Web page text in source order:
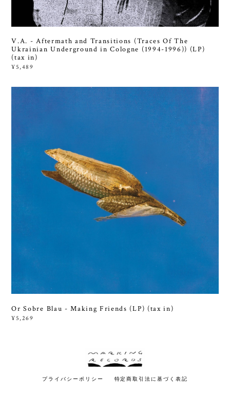
V.A. - Aftermath and Transitions (Traces Of The
Ukrainian Underground in Cologne (1994-1996)) (LP)
(tax in)
¥5,489
Or Sobre Blau - Making Friends (LP) (tax in)
¥5,269
プライバシーポリシー 特定商取引法に基づく表記